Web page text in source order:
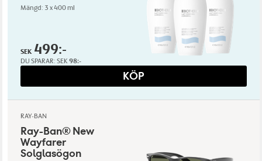
Mängd: 3 x 400 ml
SEK 499:-
DU SPARAR: SEK 98:-
KÖP
RAY-BAN
Ray-Ban® New
Wayfarer
Solglasögon